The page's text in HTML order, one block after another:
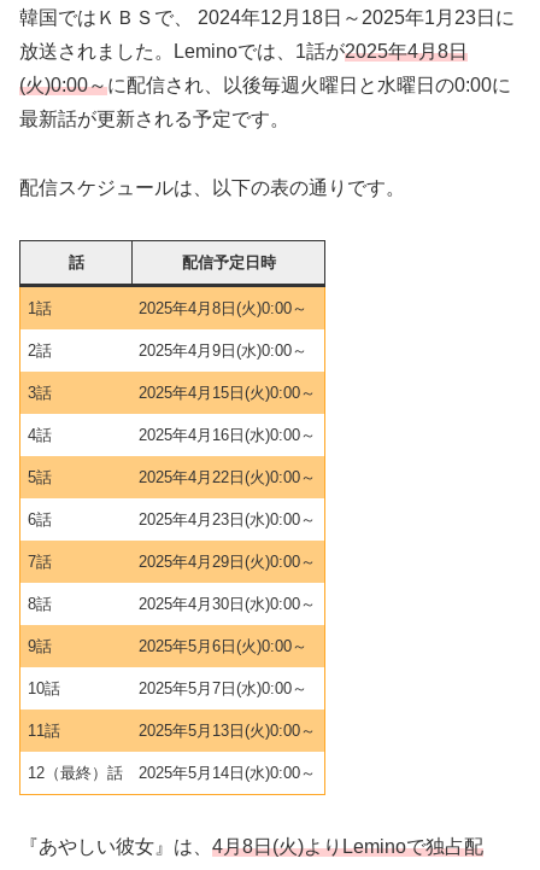
韓国ではＫＢＳで、 2024年12月18日～2025年1月23日に
放送されました。Leminoでは、1話が2025年4月8日
(火)0:00～に配信され、以後毎週火曜日と水曜日の0:00に
最新話が更新される予定です。
配信スケジュールは、以下の表の通りです。
話 配信予定日時
1話 2025年4月8日(火)0:00～
2話 2025年4月9日(水)0:00～
3話 2025年4月15日(火)0:00～
4話 2025年4月16日(水)0:00～
5話 2025年4月22日(火)0:00～
6話 2025年4月23日(水)0:00～
7話 2025年4月29日(火)0:00～
8話 2025年4月30日(水)0:00～
9話 2025年5月6日(火)0:00～
10話 2025年5月7日(水)0:00～
11話 2025年5月13日(火)0:00～
12（最終）話 2025年5月14日(水)0:00～
『あやしい彼女』は、 4月8日(火)よりLeminoで独占配